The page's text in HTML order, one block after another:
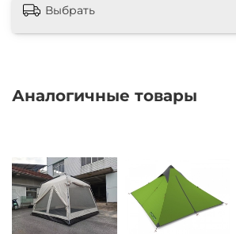
Выбрать
Аналогичные товары